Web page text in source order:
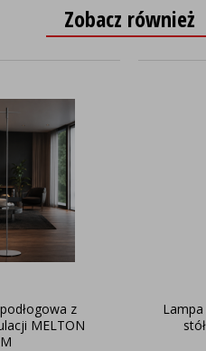
Zobacz również
z
MELTON